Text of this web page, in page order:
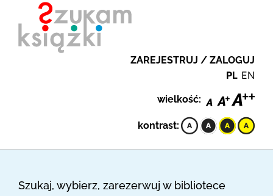
ZAREJESTRUJ / ZALOGUJ
PL EN
wielkość:
kontrast:
Szukaj, wybierz, zarezerwuj w bibliotece